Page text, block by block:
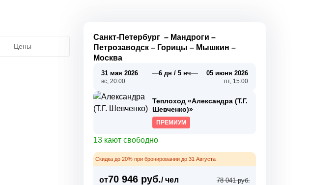
Цены
Санкт-Петербург – Мандроги –
Петрозаводск – Горицы – Мышкин –
Москва
31 мая 2026
вс, 20:00
—6 дн / 5 нч— 05 июня 2026
пт, 15:00
Теплоход «Александра (Т.Г.
Шевченко)»
ПРЕМИУМ
13 кают свободно
Скидка до 20% при бронировании до 31 Августа
от70 946 руб./ чел 78 041 руб.